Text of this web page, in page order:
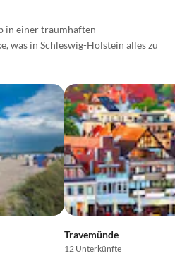
in einer traumhaften
was in Schleswig-Holstein alles zu
Travemünde
12 Unterkünfte